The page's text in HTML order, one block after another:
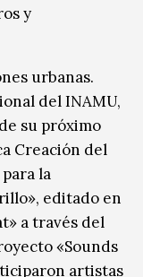
y
urbanas.
del INAMU,
su próximo
Creación del
la
editado en
a través del
«Sounds
artistas